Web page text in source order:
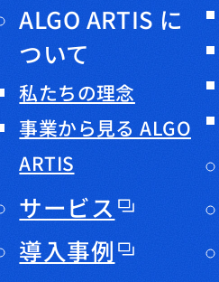
ALGO ARTIS に
ついて
私たちの理念
事業から見る ALGO
ARTIS
サービス
導入事例